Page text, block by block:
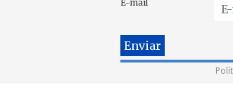
E-mail